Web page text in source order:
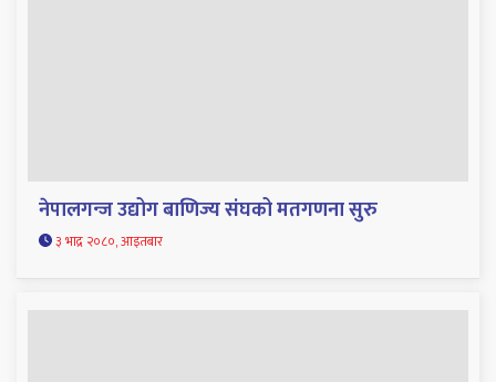
नेपालगन्ज उद्योग बाणिज्य संघको मतगणना सुरु
३ भाद्र २०८०, आइतबार